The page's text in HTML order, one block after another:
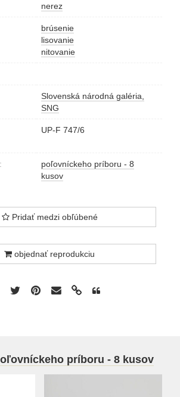
nerez
brúsenie
lisovanie
nitovanie
Slovenská národná galéria,
SNG
UP-F 747/6
poľovníckeho príboru - 8
kusov
Pridať medzi obľúbené
objednať reprodukciu
príboru - 8 kusov